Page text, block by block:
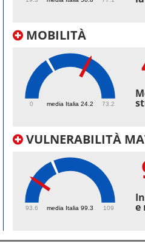
MOBILITÀ
media Italia 24.2
0 73.2
VULNERABILITÀ
media Italia 99.3
93.6 109 e